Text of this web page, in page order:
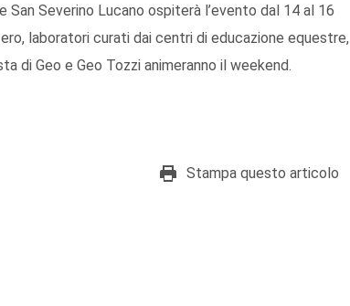
Severino Lucano ospiterà l’evento dal 14 al 16
laboratori curati dai centri di educazione equestre,
di Geo e Geo Tozzi animeranno il weekend.
Stampa questo articolo